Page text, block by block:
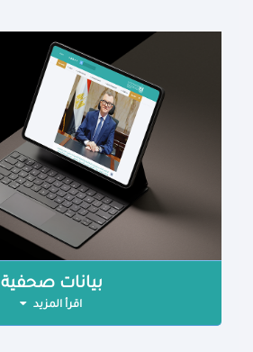
بيانات صحفية
اقرأ المزيد